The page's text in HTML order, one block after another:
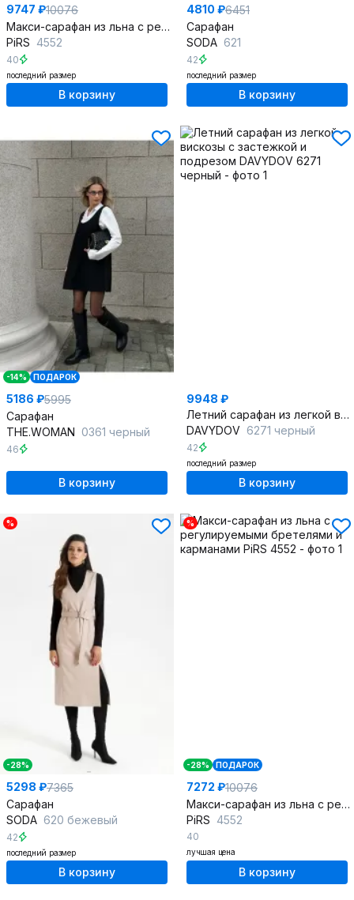
9747 ₽10076
Макси-сарафан из льна с регулируемыми бретелями и карманами
PiRS 4552
40
последний размер
В корзину
4810 ₽6451
Сарафан
SODA 621
42
последний размер
В корзину
-14% ПОДАРОК
5186 ₽5995
Сарафан
THE.WOMAN 0361 черный
46
В корзину
9948 ₽
Летний сарафан из легкой вискозы с застежкой и подрезом
DAVYDOV 6271 черный
42
последний размер
В корзину
%
-28%
5298 ₽7365
Сарафан
SODA 620 бежевый
42
последний размер
В корзину
%
-28% ПОДАРОК
7272 ₽10076
Макси-сарафан из льна с регулируемыми бретелями и карманами
PiRS 4552
40
лучшая цена
В корзину